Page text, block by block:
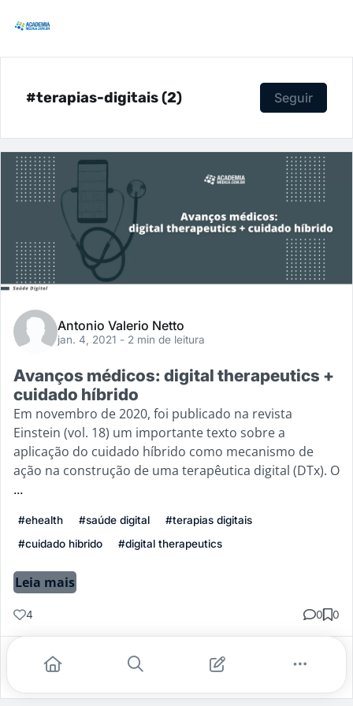
#terapias-digitais (2) Seguir
Antonio Valerio Netto
jan. 4, 2021 - 2 min de leitura
Avanços médicos: digital therapeutics +
cuidado híbrido
Em novembro de 2020, foi publicado na revista
Einstein (vol. 18) um importante texto sobre a
aplicação do cuidado híbrido como mecanismo de
ação na construção de uma terapêutica digital (DTx). O
...
#ehealth #saúde digital
#terapias digitais
#cuidado hibrido
#digital therapeutics
Leia mais
4 0 0
Gostei Comentar Salvar